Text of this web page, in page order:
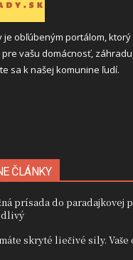
je obľúbeným portálom,
vašu domácnosť,
sa k našej komunine ľudí.
ČLÁNKY
prísada do paradajkovej
skryté liečivé sily.